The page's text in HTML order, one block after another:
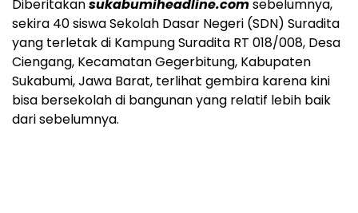
Diberitakansukabumiheadline.comsebelumnya,
sekira 40 siswa Sekolah Dasar Negeri (SDN) Suradita
yang terletak di Kampung Suradita RT 018/008, Desa
Ciengang, Kecamatan Gegerbitung, Kabupaten
Sukabumi, Jawa Barat, terlihat gembira karena kini
bisa bersekolah di bangunan yang relatif lebih baik
dari sebelumnya.